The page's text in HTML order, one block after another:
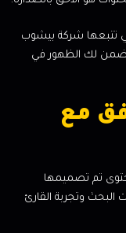
تتبعها شركة بيشوب
تضمن لك الظهور في
مع
تم تصميمها
البحث وتجربة القارئ